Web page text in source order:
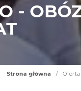
-
Strona główna / Oferta